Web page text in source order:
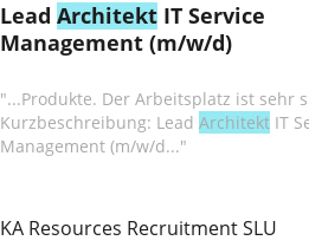
Lead Architekt IT Service
Management (m/w/d)
"...Produkte. Der Arbeitsplatz ist sehr
Kurzbeschreibung: Lead Architekt IT
Management (m/w/d..."
KA Resources Recruitment SLU